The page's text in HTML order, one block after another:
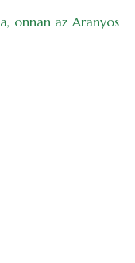
onnan az Aranyos